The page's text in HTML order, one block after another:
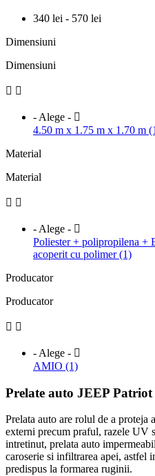
340 lei - 570 lei
Dimensiuni
Dimensiuni
 
- Alege - 
4.50 m x 1.75 m x 1.70 m
Material
Material
 
- Alege - 
Poliester + polipropilena +
acoperit cu polimer (1)
Producator
Producator
 
- Alege - 
AMIO (1)
Prelate auto JEEP Patriot
Prelata auto are rolul de a
externi precum praful, razele UV
intretinut, prelata auto
caroserie si infiltrarea apei, astfel
predispus la formarea ruginii.